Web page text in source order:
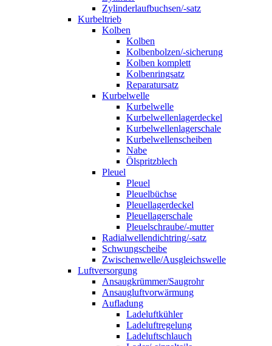
Zylinderlaufbuchsen/-satz
Kurbeltrieb
Kolben
Kolben
Kolbenbolzen/-sicherung
Kolben komplett
Kolbenringsatz
Reparatursatz
Kurbelwelle
Kurbelwelle
Kurbelwellenlagerdeckel
Kurbelwellenlagerschale
Kurbelwellenscheiben
Nabe
Ölspritzblech
Pleuel
Pleuel
Pleuelbüchse
Pleuellagerdeckel
Pleuellagerschale
Pleuelschraube/-mutter
Radialwellendichtring/-satz
Schwungscheibe
Zwischenwelle/Ausgleichswelle
Luftversorgung
Ansaugkrümmer/Saugrohr
Ansaugluftvorwärmung
Aufladung
Ladeluftkühler
Ladeluftregelung
Ladeluftschlauch